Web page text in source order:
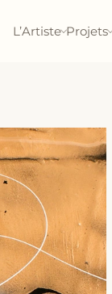
L’Artiste Projets